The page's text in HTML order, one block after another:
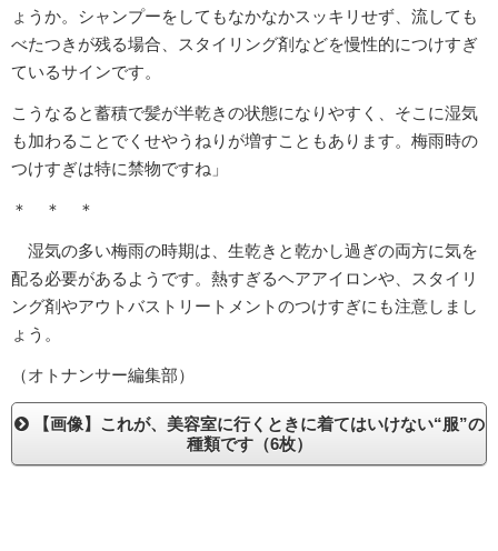
ょうか。シャンプーをしてもなかなかスッキリせず、流しても
べたつきが残る場合、スタイリング剤などを慢性的につけすぎ
ているサインです。
こうなると蓄積で髪が半乾きの状態になりやすく、そこに湿気
も加わることでくせやうねりが増すこともあります。梅雨時の
つけすぎは特に禁物ですね」
＊ ＊ ＊
湿気の多い梅雨の時期は、生乾きと乾かし過ぎの両方に気を
配る必要があるようです。熱すぎるヘアアイロンや、スタイリ
ング剤やアウトバストリートメントのつけすぎにも注意しまし
ょう。
（オトナンサー編集部）
【画像】これが、美容室に行くときに着てはいけない“服”の
種類です（6枚）